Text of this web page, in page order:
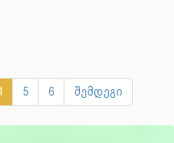
5 6 შემდეგი